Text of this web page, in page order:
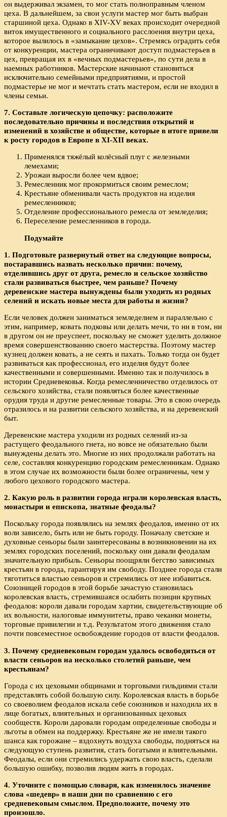
он выдерживал экзамен, то мог стать полноправным членом
цеха. В дальнейшем, за свои услуги мастер мог быть выбран
старшиной цеха. Однако в XIV-XV веках происходит очередной
виток имущественного и социального расслоения внутри цеха,
которое вылилось в «замыкание цехов». Стремясь оградить себя
от конкуренции, мастера ограничивают доступ подмастерьев в
цех, превращая их в «вечных подмастерьев», по сути дела в
наемных работников. Мастерские начинают становиться
исключительно семейными предприятиями, и простой
подмастерье не мог и мечтать стать мастером, если не входил в
члены семьи.
7. Составьте логическую цепочку: расположите
последовательно причины и последствия открытий и
изменений в хозяйстве и обществе, которые в итоге привели
к росту городов в Европе в XI-XII веках.
Применялся тяжёлый колёсный плуг с железными
лемехами;
Урожаи выросли более чем вдвое;
Ремесленник мог прокормиться своим ремеслом;
Крестьяне обменивали часть продуктов на изделия
ремесленников;
Отделение профессионального ремесла от земледелия;
Переселение ремесленников в города.
Подумайте
1. Подготовьте развернутый ответ на следующие вопросы,
постаравшись назвать несколько причин: почему,
отделившись друг от друга, ремесло и сельское хозяйство
стали развиваться быстрее, чем раньше? Почему
деревенские мастера вынуждены были уходить из родных
селений и искать новые места для работы и жизни?
Если человек должен заниматься земледелием и параллельно с
этим, например, ковать подковы или делать мечи, то ни в том, ни
в другом он не преуспеет, поскольку не сможет уделить должное
время совершенствованию своего мастерства. Поэтому мастер
кузнец должен ковать, а не сеять и пахать. Только тогда он будет
развиваться как профессионал, его изделия будут более
качественными и совершенными. Именно так и получилось в
истории Средневековья. Когда ремесленничество отделилось от
сельского хозяйства, стали появляться более качественные
орудия труда и другие ремесленные товары. Это в свою очередь
отразилось и на развитии сельского хозяйства, и на деревенский
быт.
Деревенские мастера уходили из родных селений из-за
растущего феодального гнета, но вовсе не обязательно были
вынуждены делать это. Многие из них продолжали работать на
селе, составляя конкуренцию городским ремесленникам. Однако
в этом случае их возможности были более ограничены, чем у
любого цехового городского мастера.
2. Какую роль в развитии города играли королевская власть,
монастыри и епископа, знатные феодалы?
Поскольку города появлялись на землях феодалов, именно от их
воли зависело, быть или не быть городу. Поначалу светские и
духовные сеньоры были заинтересованы в возникновении на их
землях городских поселений, поскольку они давали феодалам
значительную прибыль. Сеньоры поощряли бегство зависимых
крестьян в города, гарантируя им свободу. Позднее города стали
тяготиться властью сеньоров и стремились от нее избавиться.
Союзницей городов в этой борьбе зачастую становилась
королевская власть, стремившаяся ослабить позиции крупных
феодалов: короли давали городам хартии, свидетельствующие об
их вольности, налоговые иммунитеты, право чеканки монеты,
торговые привилегии и т.д. Результатом этого движения стало
почти повсеместное освобождение городов от власти феодалов.
3. Почему средневековым городам удалось освободиться от
власти сеньоров на несколько столетий раньше, чем
крестьянам?
Города с их цеховыми общинами и торговыми гильдиями стали
представлять собой большую силу. Королевская власть в борьбе
со своеволием феодалов искала себе союзников и находила их в
лице богатых, влиятельных и организованных цеховых
сообществ. Короли даровали городам определенные свободы и
льготы в обмен на поддержку. Крестьяне же не имели такого
шанса как горожане – вздохнуть воздуха свободы, подняться на
следующую ступень развития, стать богатыми и влиятельными.
Феодалы, если они стремились удержать свою власть, сделали
большую ошибку, позволив людям жить в городах.
4. Уточните с помощью словаря, как изменилось значение
слова «шедевр» в наши дни по сравнению с его
средневековым смыслом. Предположите, почему это
произошло.